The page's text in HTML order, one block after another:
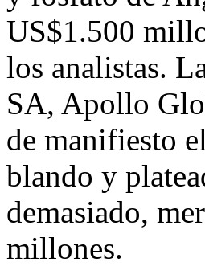
US$1.500
los analistas.
SA, Apollo
de manifiesto
blando y
demasiado,
millones.